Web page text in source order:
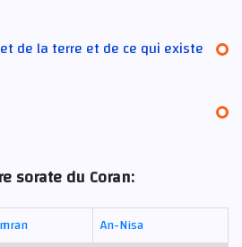
de la terre et de ce qui existe
sorate du Coran:
An-Nisa